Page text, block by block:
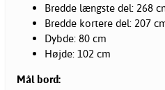
Bredde længste del: 268
Bredde kortere del: 207
Dybde: 80 cm
Højde: 102 cm
Mål bord: